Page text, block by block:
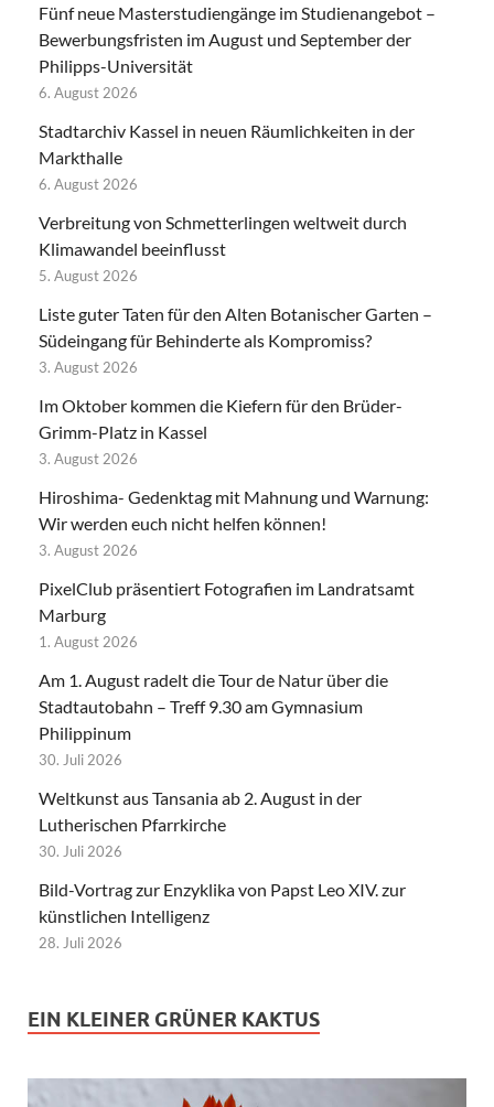
Fünf neue Masterstudiengänge im Studienangebot –
Bewerbungsfristen im August und September der
Philipps-Universität
6. August 2026
Stadtarchiv Kassel in neuen Räumlichkeiten in der
Markthalle
6. August 2026
Verbreitung von Schmetterlingen weltweit durch
Klimawandel beeinflusst
5. August 2026
Liste guter Taten für den Alten Botanischer Garten –
Südeingang für Behinderte als Kompromiss?
3. August 2026
Im Oktober kommen die Kiefern für den Brüder-
Grimm-Platz in Kassel
3. August 2026
Hiroshima- Gedenktag mit Mahnung und Warnung:
Wir werden euch nicht helfen können!
3. August 2026
PixelClub präsentiert Fotografien im Landratsamt
Marburg
1. August 2026
Am 1. August radelt die Tour de Natur über die
Stadtautobahn – Treff 9.30 am Gymnasium
Philippinum
30. Juli 2026
Weltkunst aus Tansania ab 2. August in der
Lutherischen Pfarrkirche
30. Juli 2026
Bild-Vortrag zur Enzyklika von Papst Leo XIV. zur
künstlichen Intelligenz
28. Juli 2026
EIN KLEINER GRÜNER KAKTUS